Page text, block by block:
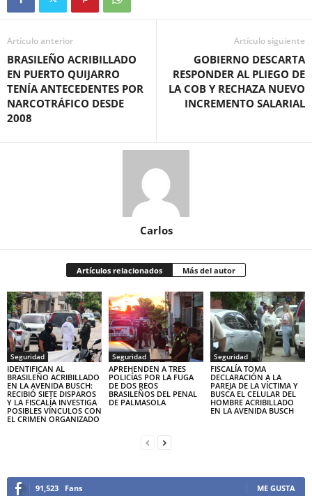
Artículo anterior
BRASILEÑO ACRIBILLADO
EN PUERTO QUIJARRO
TENÍA ANTECEDENTES POR
NARCOTRÁFICO DESDE
2008
Artículo siguiente
GOBIERNO DESCARTA
RESPONDER AL PLIEGO DE
LA COB Y RECHAZA NUEVO
INCREMENTO SALARIAL
Carlos
Artículos relacionados Más del autor
Seguridad
IDENTIFICAN AL
BRASILEÑO ACRIBILLADO
EN LA AVENIDA BUSCH:
RECIBIÓ SIETE DISPAROS
Y LA FISCALÍA INVESTIGA
POSIBLES VÍNCULOS CON
EL CRIMEN ORGANIZADO
Seguridad
APREHENDEN A TRES
POLICÍAS POR LA FUGA
DE DOS REOS
BRASILEÑOS DEL PENAL
DE PALMASOLA
Seguridad
FISCALÍA TOMA
DECLARACIÓN A LA
PAREJA DE LA VÍCTIMA Y
BUSCA EL CELULAR DEL
HOMBRE ACRIBILLADO
EN LA AVENIDA BUSCH
91,523 Fans ME GUSTA